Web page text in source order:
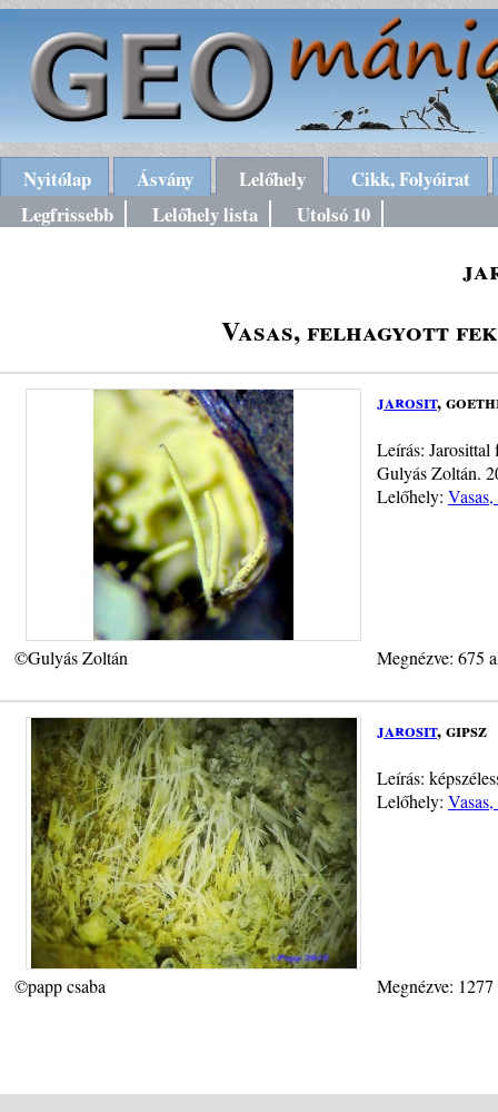
Nyitólap Ásvány Lelőhely
Cikk, Folyóirat
Legfrissebb
Lelőhely lista Utolsó 10
Vasas, felhagyott
jarosit,
Leírás: Jarosittal
Gulyás Zoltán.
Lelőhely:
©Gulyás Zoltán Megnézve: 675
jarosit, gipsz
Leírás:
Lelőhely:
©papp csaba Megnézve: